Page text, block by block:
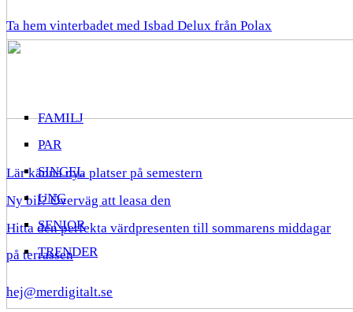
Ta hem vinterbadet med Isbad Delux från Polax
Lär känna nya platser på semestern
Ny bil? Överväg att leasa den
Hitta den perfekta värdpresenten till sommarens middagar
på terrassen
FAMILJ
PAR
SINGEL
UNG
SENIOR
TRENDER
hej@merdigitalt.se